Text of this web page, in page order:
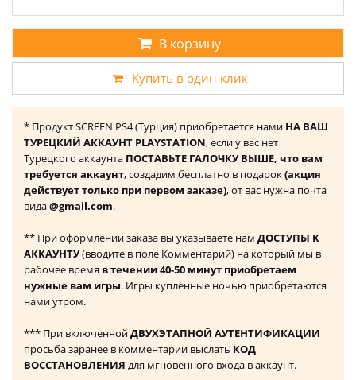
В корзину
Купить в один клик
* Продукт SCREEN PS4 (Турция) приобретается нами НА ВАШ
ТУРЕЦКИЙ АККАУНТ PLAYSTATION, если у вас нет
Турецкого аккаунта ПОСТАВЬТЕ ГАЛОЧКУ ВЫШЕ, что вам
требуется аккаунт, создадим бесплатно в подарок(акция
действует только при первом заказе), от вас нужна почта
вида@gmail.com.
** При оформлении заказа вы указываете нам ДОСТУПЫ К
АККАУНТУ(вводите в поле Комментарий) на который мы в
рабочее время в течении 40-50 минут приобретаем
нужные вам игры. Игры купленные ночью приобретаются
нами утром.
*** При включеннойДВУХЭТАПНОЙ АУТЕНТИФИКАЦИИ
просьба заранее в комментарии выслать КОД
ВОССТАНОВЛЕНИЯ для мгновенного входа в аккаунт.